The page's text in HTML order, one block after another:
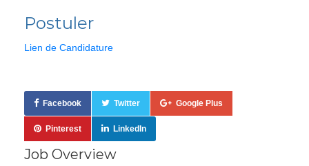
Postuler
Lien de Candidature
Facebook Twitter Google Plus
Pinterest LinkedIn
Job Overview